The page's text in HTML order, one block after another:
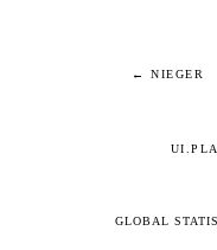
← NIEGER
GLOBAL